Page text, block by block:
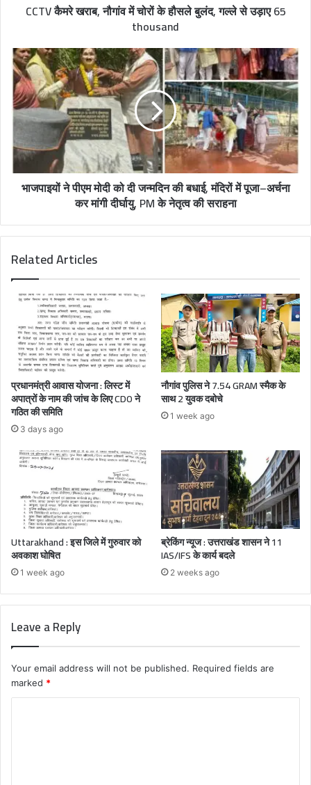
CCTV कैमरे खराब, नौगांव में चोरों के हौसले बुलंद, गल्ले से उड़ाए 65
thousand
भाजपाइयों ने पीएम मोदी को दी जन्मदिन की बधाई, मंदिरों में पूजा–अर्चना
कर मांगी दीर्घायु, PM के नेतृत्व की सराहना
Related Articles
प्रधानमंत्री आवास योजना : लिस्ट में
अपात्रों के नाम की जांच के लिए CDO ने
गठित की समिति
3 days ago
नौगांव पुलिस ने 7.54 GRAM स्मैक के
साथ 2 युवक दबोचे
1 week ago
Uttarakhand : इस जिले में गुरुवार को
अवकाश घोषित
1 week ago
ब्रेकिंग न्यूज : उत्तराखंड शासन ने 11
IAS/IFS के कार्य बदले
2 weeks ago
Leave a Reply
Your email address will not be published. Required fields are
marked *